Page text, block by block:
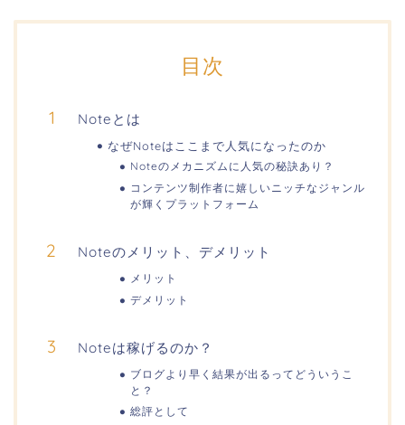
目次
Noteとは
なぜNoteはここまで人気になったのか
Noteのメカニズムに人気の秘訣あり？
コンテンツ制作者に嬉しいニッチなジャンル
が輝くプラットフォーム
Noteのメリット、デメリット
メリット
デメリット
Noteは稼げるのか？
ブログより早く結果が出るってどういうこ
と？
総評として